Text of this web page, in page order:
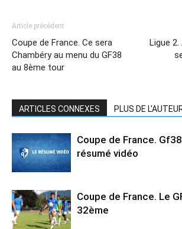
Article précédent
Coupe de France. Ce sera
Chambéry au menu du GF38
au 8ème tour
Ligue 2.
ARTICLES CONNEXES PLUS DE
Coupe de France.
résumé vidéo
Coupe de France. Le
32ème